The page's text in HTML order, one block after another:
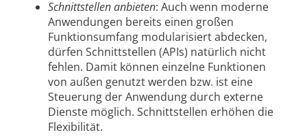
Schnittstellen anbieten: Auch wenn moderne
Anwendungen bereits einen großen
Funktionsumfang modularisiert abdecken,
dürfen Schnittstellen (APIs) natürlich nicht
fehlen. Damit können einzelne Funktionen
von außen genutzt werden bzw. ist eine
Steuerung der Anwendung durch externe
Dienste möglich. Schnittstellen erhöhen die
Flexibilität.